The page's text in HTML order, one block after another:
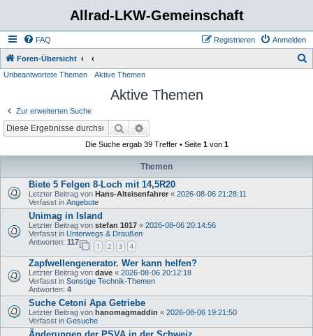
Allrad-LKW-Gemeinschaft
FAQ Anmelden
Registrieren
Foren-Übersicht
Unbeantwortete Themen Aktive Themen
Aktive Themen
Zur erweiterten Suche
Suche
Die Suche ergab 39 Treffer • Seite 1von 1
Themen
Biete 5 Felgen 8-Loch mit 14,5R20
Letzter Beitrag von Hans-Alteisenfahrer « 2026-08-06 21:28:11
Verfasst in Angebote
Unimag in Island
Letzter Beitrag von stefan 1017 « 2026-08-06 20:14:56
Verfasst in Unterwegs & Draußen
Antworten: 117
1 2 3 4
Zapfwellengenerator. Wer kann helfen?
Letzter Beitrag von dave « 2026-08-06 20:12:18
Verfasst in Sonstige Technik-Themen
Antworten: 4
Suche Cetoni Apa Getriebe
Letzter Beitrag von hanomagmaddin « 2026-08-06 19:21:50
Verfasst in Gesuche